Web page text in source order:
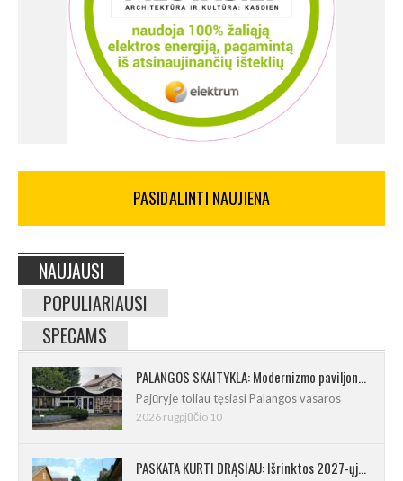
PASIDALINTI NAUJIENA
NAUJAUSI
POPULIARIAUSI
SPECAMS
PALANGOS SKAITYKLA: Modernizmo paviljono istorija ir albumo pristatymas
Pajūryje toliau tęsiasi Palangos vasaros
2026 rugpjūčio 10
PASKATA KURTI DRĄSIAU: Išrinktos 2027-ųjų Lietuvos mažosios kultūros sostinės